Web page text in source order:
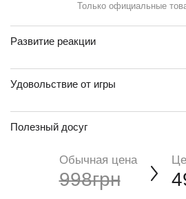
Только официальные
Развитие реакции
Удовольствие от игры
Полезный досуг
Обычная цена
998грн